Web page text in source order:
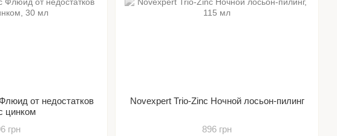
от недостатков
цинком
грн
Novexpert Trio-Zinc Ночной лосьон-пилинг
896 грн